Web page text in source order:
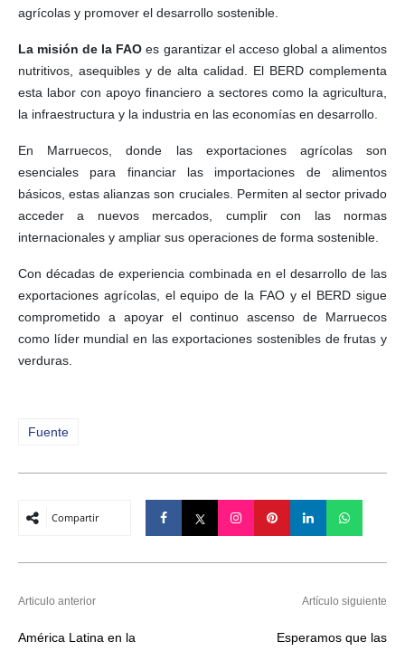
agrícolas y promover el desarrollo sostenible.
La misión de la FAO es garantizar el acceso global a alimentos
nutritivos, asequibles y de alta calidad. El BERD complementa
esta labor con apoyo financiero a sectores como la agricultura,
la infraestructura y la industria en las economías en desarrollo.
En Marruecos, donde las exportaciones agrícolas son
esenciales para financiar las importaciones de alimentos
básicos, estas alianzas son cruciales. Permiten al sector privado
acceder a nuevos mercados, cumplir con las normas
internacionales y ampliar sus operaciones de forma sostenible.
Con décadas de experiencia combinada en el desarrollo de las
exportaciones agrícolas, el equipo de la FAO y el BERD sigue
comprometido a apoyar el continuo ascenso de Marruecos
como líder mundial en las exportaciones sostenibles de frutas y
verduras.
Fuente
Compartir
Articulo anterior
América Latina en la
Artículo siguiente
Esperamos que las